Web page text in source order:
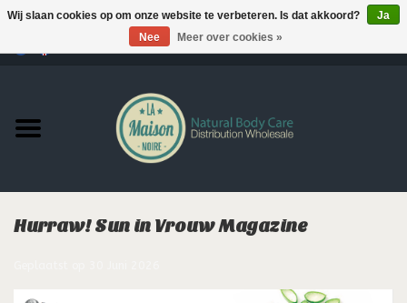
Producten
MERKEN
Hurraw! Sun in Vrouw Magazine
Wij slaan cookies op om onze website te verbeteren. Is dat akkoord?
Ja
Nee
Meer over cookies »